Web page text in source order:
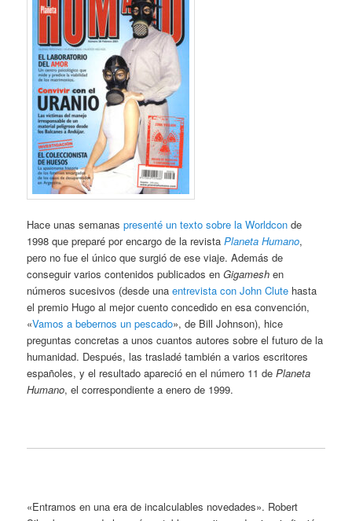
Hace unas semanaspresenté un texto sobre la Worldcon de
1998 que preparé por encargo de la revista Planeta Humano,
pero no fue el único que surgió de ese viaje. Además de
conseguir varios contenidos publicados enGigamesh en
números sucesivos (desde unaentrevista con John Clute hasta
el premio Hugo al mejor cuento concedido en esa convención,
«Vamos a bebernos un pescado», de Bill Johnson), hice
preguntas concretas a unos cuantos autores sobre el futuro de la
humanidad. Después, las trasladé también a varios escritores
españoles, y el resultado apareció en el número 11 dePlaneta
Humano, el correspondiente a enero de 1999.
«Entramos en una era de incalculables novedades». Robert